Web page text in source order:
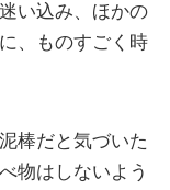
い込み、ほかの
、ものすごく時
棒だと気づいた
物はしないよう